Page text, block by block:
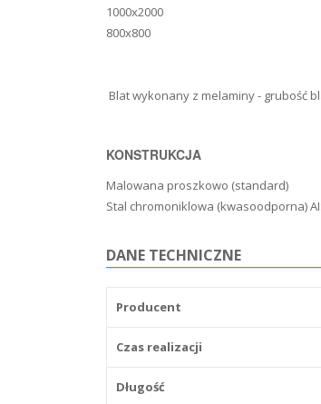
1000x2000
800x800
Blat wykonany z melaminy - grubość
KONSTRUKCJA
Malowana proszkowo (standard)
Stal chromoniklowa (kwasoodporna)
DANE TECHNICZNE
Producent
Czas realizacji
Długość